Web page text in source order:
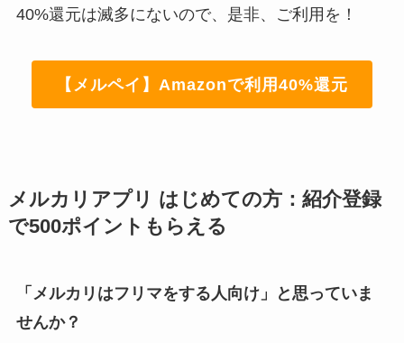
40%還元は滅多にないので、是非、ご利用を！
【メルペイ】Amazonで利用40%還元
メルカリアプリ はじめての方：紹介登録
で500ポイントもらえる
「メルカリはフリマをする人向け」と思っていま
せんか？